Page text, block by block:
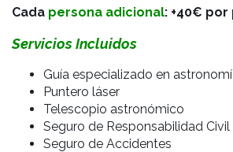
Cada persona adicional: +40€
Servicios Incluidos
Guía especializado en
Puntero láser
Telescopio astronómico
Seguro de Responsabilidad Civil
Seguro de Accidentes